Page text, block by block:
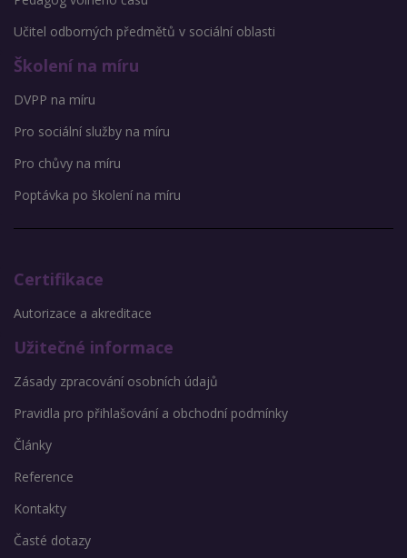
Učitel odborných předmětů v sociální oblasti
Školení na míru
DVPP na míru
Pro sociální služby na míru
Pro chůvy na míru
Poptávka po školení na míru
Certifikace
Autorizace a akreditace
Užitečné informace
Zásady zpracování osobních údajů
Pravidla pro přihlašování a obchodní podmínky
Články
Reference
Kontakty
Časté dotazy